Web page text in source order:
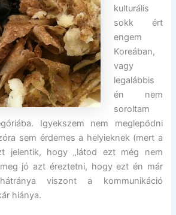
kulturális
sokk ért
engem
Koreában,
vagy
legalábbis
én nem
soroltam
Igyekszem nem meglepődni
sem érdemes a helyieknek (mert a
jelentik, hogy „látod ezt még nem
jó azt éreztetni, hogy ezt én már
viszont a kommunikáció
hiánya.